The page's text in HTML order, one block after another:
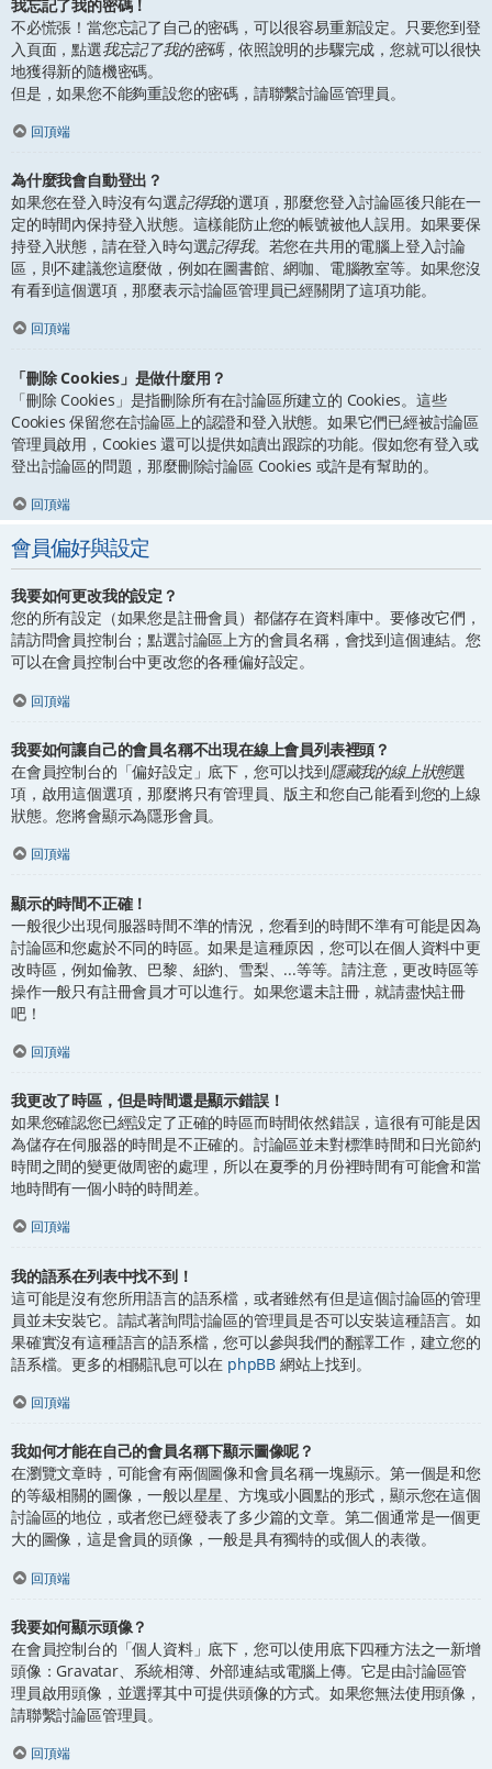
我忘記了我的密碼！
不必慌張！當您忘記了自己的密碼，可以很容易重新設定。只要您到登
入頁面，點選我忘記了我的密碼，依照說明的步驟完成，您就可以很快
地獲得新的隨機密碼。
但是，如果您不能夠重設您的密碼，請聯繫討論區管理員。
回頂端
為什麼我會自動登出？
如果您在登入時沒有勾選記得我的選項，那麼您登入討論區後只能在一
定的時間內保持登入狀態。這樣能防止您的帳號被他人誤用。如果要保
持登入狀態，請在登入時勾選記得我。若您在共用的電腦上登入討論
區，則不建議您這麼做，例如在圖書館、網咖、電腦教室等。如果您沒
有看到這個選項，那麼表示討論區管理員已經關閉了這項功能。
回頂端
「刪除 Cookies」是做什麼用？
「刪除 Cookies」是指刪除所有在討論區所建立的 Cookies。這些
Cookies 保留您在討論區上的認證和登入狀態。如果它們已經被討論區
管理員啟用，Cookies 還可以提供如讀出跟踪的功能。假如您有登入或
登出討論區的問題，那麼刪除討論區 Cookies 或許是有幫助的。
回頂端
會員偏好與設定
我要如何更改我的設定？
您的所有設定（如果您是註冊會員）都儲存在資料庫中。要修改它們，
請訪問會員控制台；點選討論區上方的會員名稱，會找到這個連結。您
可以在會員控制台中更改您的各種偏好設定。
回頂端
我要如何讓自己的會員名稱不出現在線上會員列表裡頭？
在會員控制台的「偏好設定」底下，您可以找到隱藏我的線上狀態選
項，啟用這個選項，那麼將只有管理員、版主和您自己能看到您的上線
狀態。您將會顯示為隱形會員。
回頂端
顯示的時間不正確！
一般很少出現伺服器時間不準的情況，您看到的時間不準有可能是因為
討論區和您處於不同的時區。如果是這種原因，您可以在個人資料中更
改時區，例如倫敦、巴黎、紐約、雪梨、...等等。請注意，更改時區等
操作一般只有註冊會員才可以進行。如果您還未註冊，就請盡快註冊
吧！
回頂端
我更改了時區，但是時間還是顯示錯誤！
如果您確認您已經設定了正確的時區而時間依然錯誤，這很有可能是因
為儲存在伺服器的時間是不正確的。討論區並未對標準時間和日光節約
時間之間的變更做周密的處理，所以在夏季的月份裡時間有可能會和當
地時間有一個小時的時間差。
回頂端
我的語系在列表中找不到！
這可能是沒有您所用語言的語系檔，或者雖然有但是這個討論區的管理
員並未安裝它。請試著詢問討論區的管理員是否可以安裝這種語言。如
果確實沒有這種語言的語系檔，您可以參與我們的翻譯工作，建立您的
語系檔。更多的相關訊息可以在 phpBB 網站上找到。
回頂端
我如何才能在自己的會員名稱下顯示圖像呢？
在瀏覽文章時，可能會有兩個圖像和會員名稱一塊顯示。第一個是和您
的等級相關的圖像，一般以星星、方塊或小圓點的形式，顯示您在這個
討論區的地位，或者您已經發表了多少篇的文章。第二個通常是一個更
大的圖像，這是會員的頭像，一般是具有獨特的或個人的表徵。
回頂端
我要如何顯示頭像？
在會員控制台的「個人資料」底下，您可以使用底下四種方法之一新增
頭像：Gravatar、系統相簿、外部連結或電腦上傳。它是由討論區管
理員啟用頭像，並選擇其中可提供頭像的方式。如果您無法使用頭像，
請聯繫討論區管理員。
回頂端